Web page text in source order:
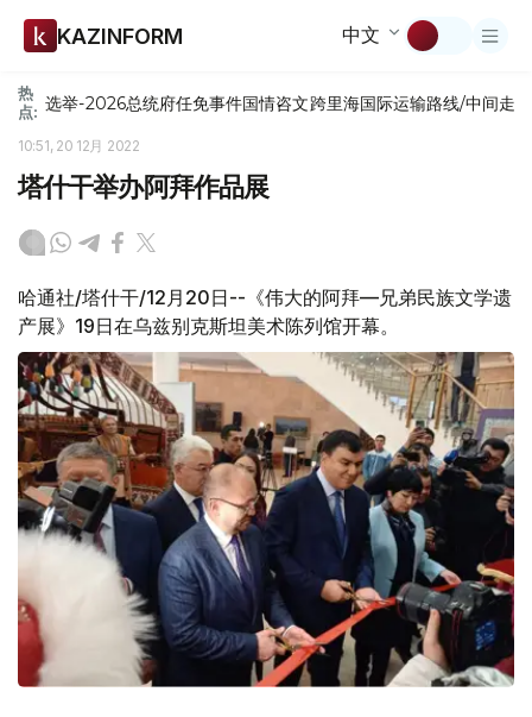
KAZINFORM 中文
热
点: 选举-2026总统府任免事件国情咨文跨里海国际运输路线/中间走廊
10:51, 20 12月 2022
塔什干举办阿拜作品展
哈通社/塔什干/12月20日--《伟大的阿拜—兄弟民族文学遗
产展》19日在乌兹别克斯坦美术陈列馆开幕。